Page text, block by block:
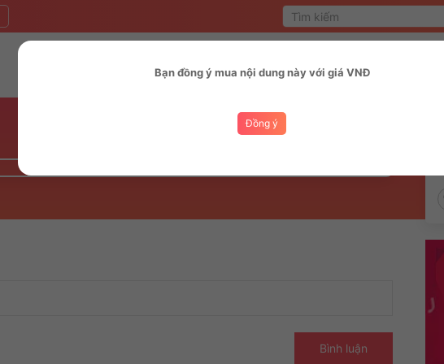
Trang chủ MV
Bình luận
Bạn đồng ý mua nội dung này với giá VNĐ